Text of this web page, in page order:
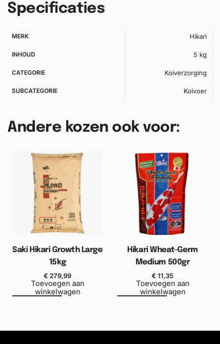
Specificaties
MERK Hikari
INHOUD 5 kg
CATEGORIE Koiverzorging
SUBCATEGORIE Koivoer
Andere kozen ook voor:
Saki Hikari Growth Large
15kg
€ 279,99
Toevoegen aan
winkelwagen
Hikari Wheat-Germ
Medium 500gr
€ 11,35
Toevoegen aan
winkelwagen